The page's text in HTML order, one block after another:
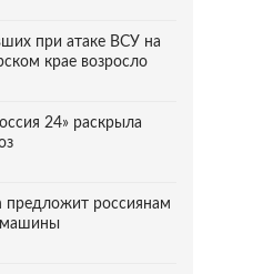
при атаке ВСУ на
крае возросло
24» раскрыла
предложит россиянам
машины